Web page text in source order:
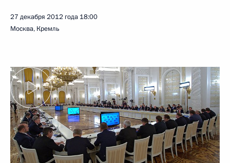
27 декабря 2012 года 18:00
Москва, Кремль